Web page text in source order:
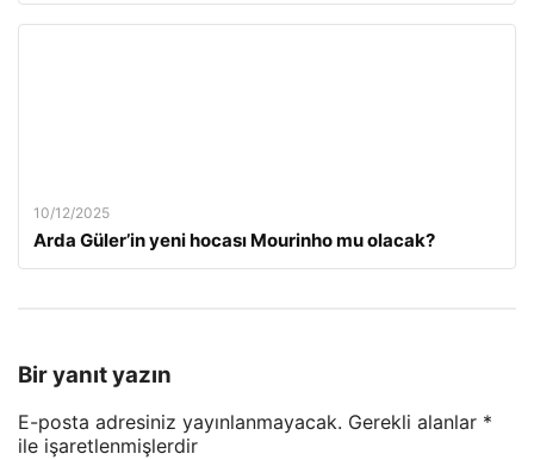
10/12/2025
Arda Güler’in yeni hocası Mourinho mu olacak?
Bir yanıt yazın
E-posta adresiniz yayınlanmayacak. Gerekli alanlar *
ile işaretlenmişlerdir